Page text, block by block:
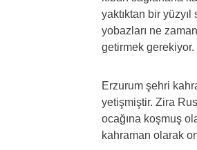
yaktıktan bir
yobazları ne
getirmek gerekiyor.
Erzurum şehri
yetişmiştir. Zira
ocağına koşmuş
kahraman olarak